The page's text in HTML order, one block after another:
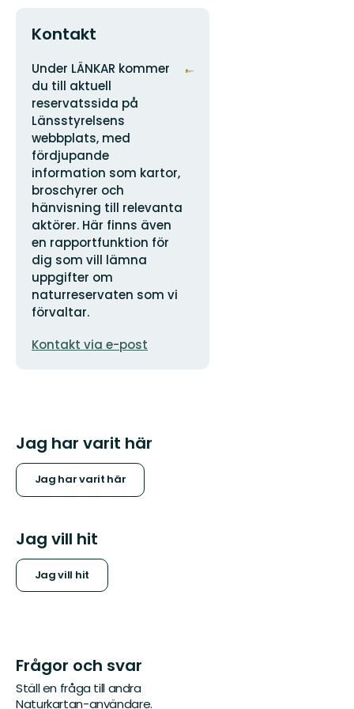
Kontakt
Adress
Under LÄNKAR kommer
du till aktuell
reservatssida på
Länsstyrelsens
webbplats, med
fördjupande
information som kartor,
broschyrer och
hänvisning till relevanta
aktörer. Här finns även
en rapportfunktion för
dig som vill lämna
uppgifter om
naturreservaten som vi
förvaltar.
postadress
Kontakt via e-post
Organisationens
Jag har varit här
Jag har varit här
Jag vill hit
Jag vill hit
Frågor och svar
Ställ en fråga till andra
Naturkartan-användare.